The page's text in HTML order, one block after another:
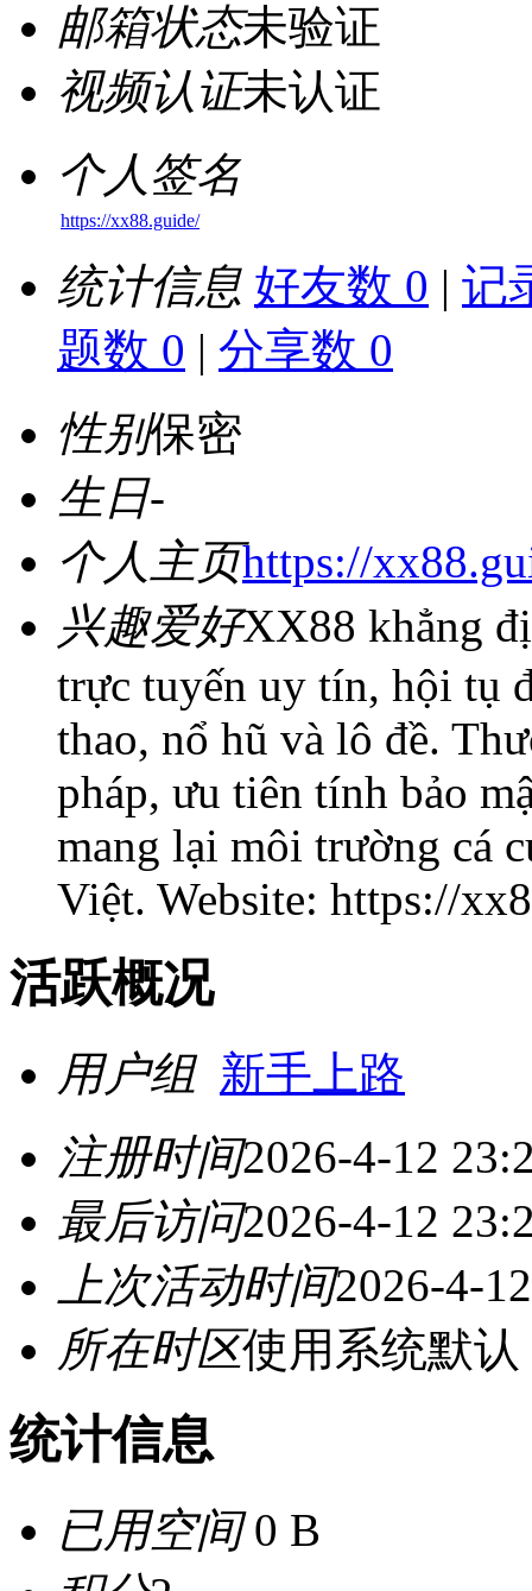
邮箱状态未验证
视频认证未认证
个人签名
https://xx88.guide/
统计信息 好友数 0 | 记
题数 0 | 分享数 0
性别保密
生日-
个人主页https://
兴趣爱好XX88 khẳng
trực tuyến uy tín, hội tụ
thao, nổ hũ và lô đề.
pháp, ưu tiên tính bảo
mang lại môi trường cá
Việt. Website: https://
活跃概况
用户组 新手上路
注册时间2026-4-12
最后访问2026-4-12
上次活动时间2026-4-
所在时区使用系统默认
统计信息
已用空间0 B